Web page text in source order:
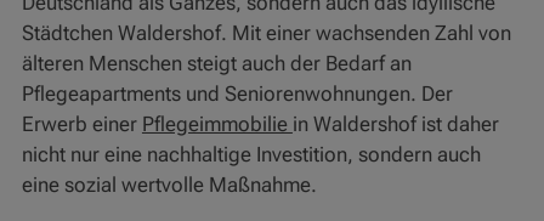
Städtchen Waldershof. Mit einer wachsenden Zahl von
älteren Menschen steigt auch der Bedarf an
Pflegeapartments und Seniorenwohnungen. Der
Erwerb einer Pflegeimmobilie in Waldershof ist daher
nicht nur eine nachhaltige Investition, sondern auch
eine sozial wertvolle Maßnahme.